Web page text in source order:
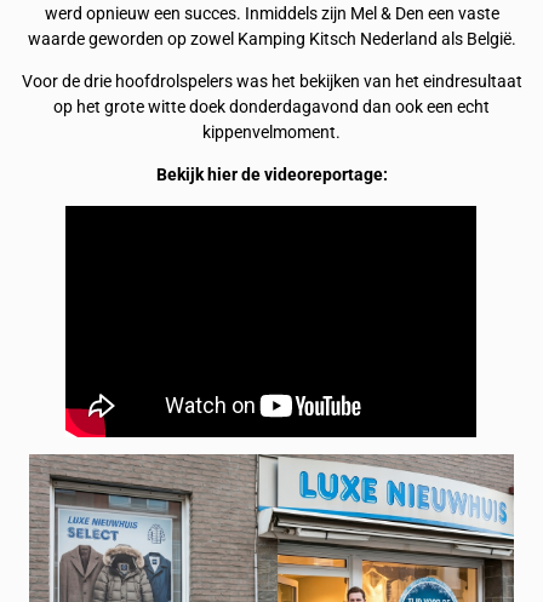
werd opnieuw een succes. Inmiddels zijn Mel & Den een vaste
waarde geworden op zowel Kamping Kitsch Nederland als België.
Voor de drie hoofdrolspelers was het bekijken van het eindresultaat
op het grote witte doek donderdagavond dan ook een echt
kippenvelmoment.
Bekijk hier de videoreportage: